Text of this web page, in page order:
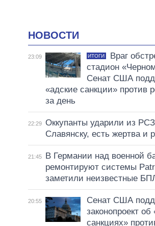
НОВОСТИ
23:09 ИТОГИ
Враг
стадион
Сенат США
«адские санкции» против
за день
22:29 Оккупанты ударили из
Славянску, есть жертва и
21:45
В Германии над военной
ремонтируют системы
заметили неизвестные
20:55
Сенат США
законопроект об
санкциях»